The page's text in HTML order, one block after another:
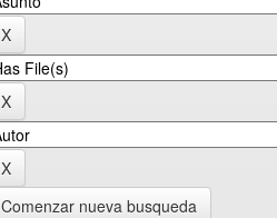
Comenzar nueva busqueda